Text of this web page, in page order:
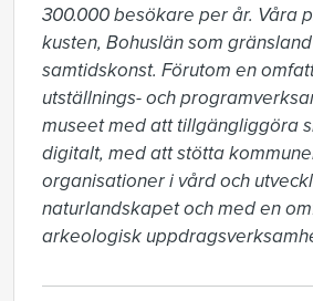
300.000 besökare per år. Våra
kusten, Bohuslän som
samtidskonst. Förutom en
utställnings- och
museet med att tillgängliggöra
digitalt, med att stötta
organisationer i vård och
naturlandskapet och med en
arkeologisk